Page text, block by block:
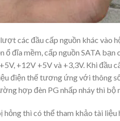
các đầu cấp nguồn khác vào
ổ đĩa mềm, cấp nguồn SATA
+12V +5V và +3,3V. Khi đầu
điện thế tương ứng với thông
hợp đèn PG nhấp nháy thì bộ
hỏng thì có thể tham khảo tài